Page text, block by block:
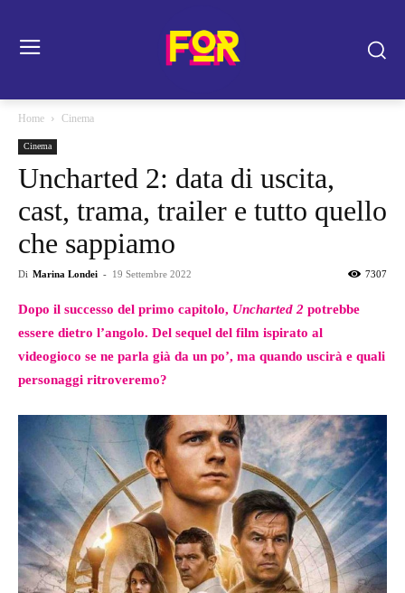
Home Cinema
Cinema
Uncharted 2: data di uscita,
cast, trama, trailer e tutto quello
che sappiamo
Di Marina Londei - 19 Settembre 2022 7307
Dopo il successo del primo capitolo, Uncharted 2 potrebbe
essere dietro l’angolo. Del sequel del film ispirato al
videogioco se ne parla già da un po’, ma quando uscirà e quali
personaggi ritroveremo?